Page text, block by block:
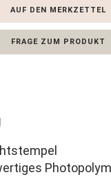
AUF DEN MERKZETTEL
FRAGE ZUM PRODUKT